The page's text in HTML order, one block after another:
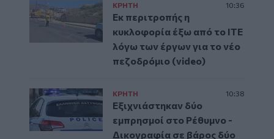
ΚΡΗΤΗ 10:36
Εκ περιτροπής η
κυκλοφορία έξω από το ΙΤΕ
λόγω των έργων για το νέο
πεζοδρόμιο (video)
ΚΡΗΤΗ 10:38
Εξιχνιάστηκαν δύο
εμπρησμοί στο Ρέθυμνο -
Δικογραφία σε βάρος δύο